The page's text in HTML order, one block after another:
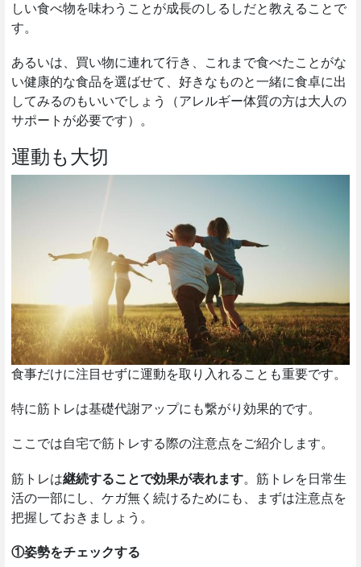
しい食べ物を味わうことが成長のしるしだと教えることで
す。
あるいは、買い物に連れて行き、これまで食べたことがな
い健康的な食品を選ばせて、好きなものと一緒に食卓に出
してみるのもいいでしょう（アレルギー体質の方は大人の
サポートが必要です）。
運動も大切
食事だけに注目せずに運動を取り入れることも重要です。
特に筋トレは基礎代謝アップにも繋がり効果的です。
ここでは自宅で筋トレする際の注意点をご紹介します。
筋トレは継続することで効果が表れます。筋トレを日常生
活の一部にし、ケガ無く続けるためにも、まずは注意点を
把握しておきましょう。
①姿勢をチェックする